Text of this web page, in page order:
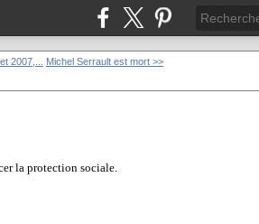
2007,... Michel Serrault est mort >>
la protection sociale.